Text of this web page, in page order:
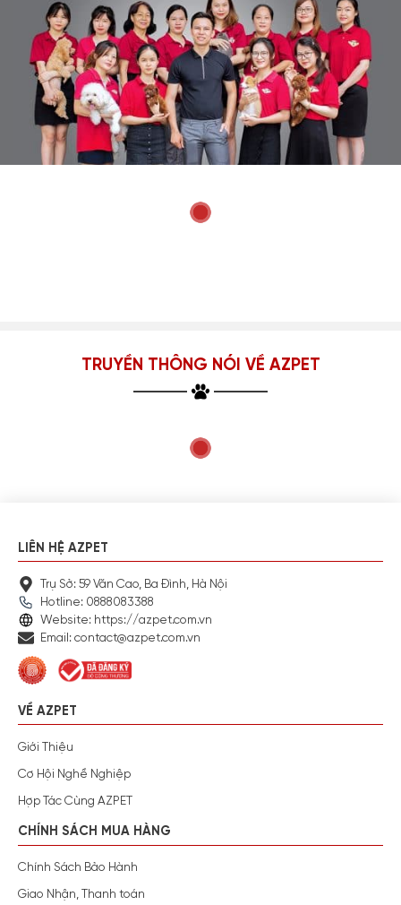
TRUYỀN THÔNG NÓI VỀ AZPET
LIÊN HỆ AZPET
Trụ Sở: 59 Văn Cao, Ba Đình, Hà Nội
Hotline: 0888083388
Website: https://azpet.com.vn
Email: contact@azpet.com.vn
VỀ AZPET
Giới Thiệu
Cơ Hội Nghề Nghiệp
Hợp Tác Cùng AZPET
CHÍNH SÁCH MUA HÀNG
Chính Sách Bảo Hành
Giao Nhận, Thanh toán